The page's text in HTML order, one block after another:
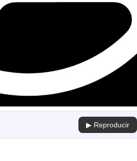
▶ Reproducir